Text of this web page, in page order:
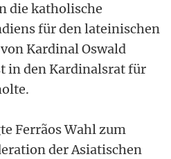
die katholische
für den lateinischen
Kardinal Oswald
in den Kardinalsrat für
Ferrãos Wahl zum
der Asiatischen